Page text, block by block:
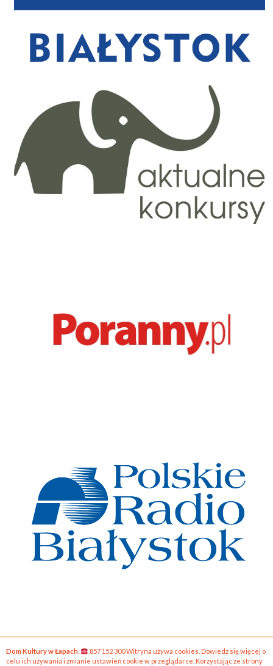
Dom Kultury w Łapach
857 152 300 Witryna używa cookies. Dowiedz się więcej o
celu ich używania i zmianie ustawień cookie w przeglądarce. Korzystając ze strony